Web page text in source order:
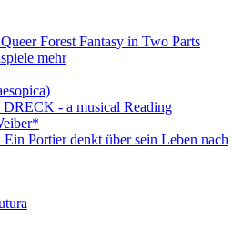
Forest Fantasy in Two Parts
mehr
- a musical Reading
Portier denkt über sein Leben nach